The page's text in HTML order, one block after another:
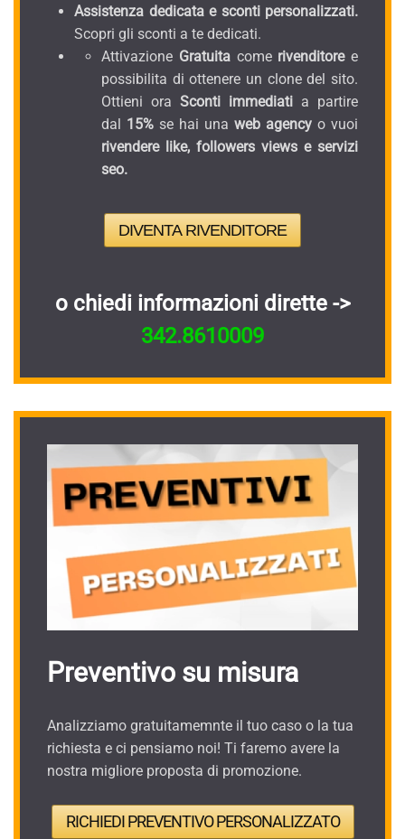
Assistenza dedicata e sconti personalizzati.
Scopri gli sconti a te dedicati.
Attivazione Gratuitacomerivenditoree
possibilita di ottenere un clone del sito.
Ottieni ora Sconti immediati a partire
dal 15% se hai una web agency o vuoi
rivendere like, followers views e servizi
seo.
DIVENTA RIVENDITORE
o chiedi informazioni dirette ->
342.8610009
Preventivo su misura
Analizziamo gratuitamemnte il tuo caso o la tua
richiesta e ci pensiamo noi! Ti faremo avere la
nostra migliore proposta di promozione.
RICHIEDI PREVENTIVO PERSONALIZZATO